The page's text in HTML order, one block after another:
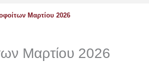
Μαρτίου 2026
Μαρτίου 2026